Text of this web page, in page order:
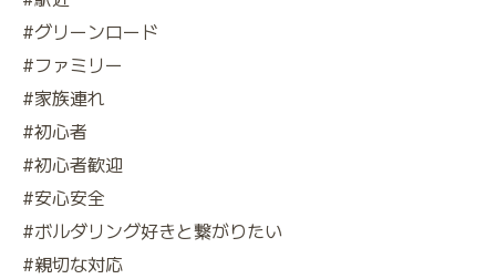
#グリーンロード
#ファミリー
#家族連れ
#初心者
#初心者歓迎
#安心安全
#ボルダリング好きと繋がりたい
#親切な対応